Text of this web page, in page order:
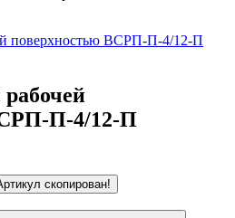
П-4/12-П
скопирован!